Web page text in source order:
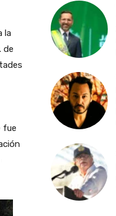
la
de
fue